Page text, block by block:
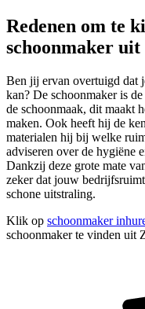
Redenen om te
schoonmaker
Ben jij ervan overtuigd dat
kan? De schoonmaker is
de schoonmaak, dit maakt
maken. Ook heeft hij de
materialen hij bij welke
adviseren over de hygiëne
Dankzij deze grote mate
zeker dat jouw
schone uitstraling.
Klik op schoonmaker
schoonmaker te vinden uit